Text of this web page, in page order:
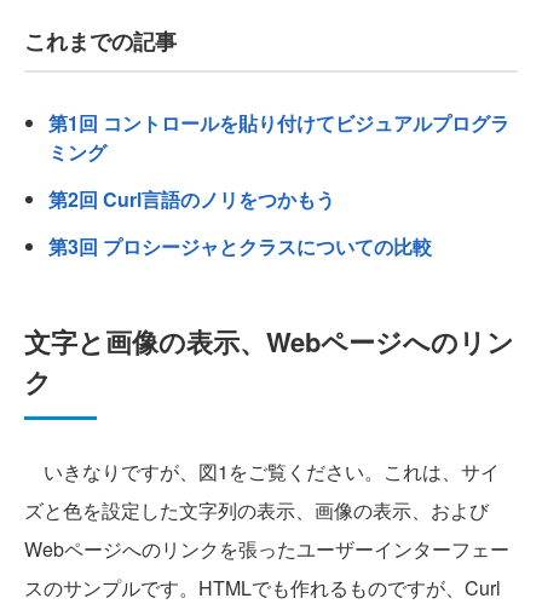
これまでの記事
第1回 コントロールを貼り付けてビジュアルプログラ
ミング
第2回 Curl言語のノリをつかもう
第3回 プロシージャとクラスについての比較
文字と画像の表示、Webページへのリン
ク
いきなりですが、図1をご覧ください。これは、サイ
ズと色を設定した文字列の表示、画像の表示、および
Webページへのリンクを張ったユーザーインターフェー
スのサンプルです。HTMLでも作れるものですが、Curl